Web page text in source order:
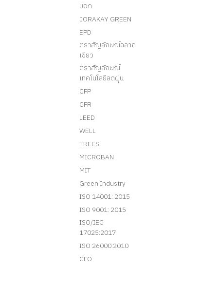
มอก.
JORAKAY GREEN
EPD
ตราสัญลักษณ์ฉลาก
เขียว
ตราสัญลักษณ์
เทคโนโลยีลดฝุ่น
CFP
CFR
LEED
WELL
TREES
MICROBAN
MIT
Green Industry
ISO 14001: 2015
ISO 9001: 2015
ISO/IEC
17025:2017
ISO 26000:2010
CFO